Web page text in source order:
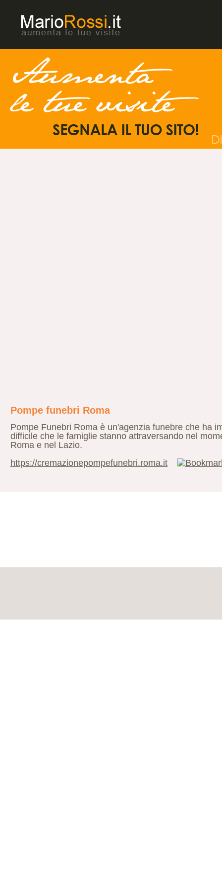
Pompe funebri Roma
Pompe Funebri Roma è un'agenzia funebre che ha
difficile che le famiglie stanno attraversando nel
Roma e nel Lazio.
https://cremazionepompefunebri.roma.it